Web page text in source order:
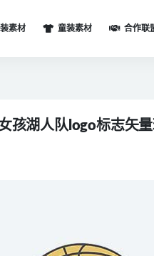
素材 童装素材 合作联
孩湖人队logo标志矢